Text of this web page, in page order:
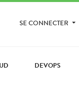
SE CONNECTER
DEVOPS